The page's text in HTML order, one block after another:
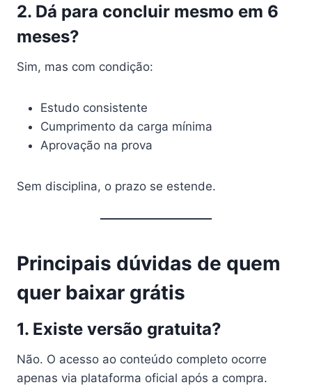
2. Dá para concluir mesmo em 6
meses?
Sim, mas com condição:
Estudo consistente
Cumprimento da carga mínima
Aprovação na prova
Sem disciplina, o prazo se estende.
Principais dúvidas de quem
quer baixar grátis
1. Existe versão gratuita?
Não. O acesso ao conteúdo completo ocorre
apenas via plataforma oficial após a compra.